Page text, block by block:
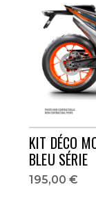
KIT DÉCO
BLEU SÉRIE
195,00 €